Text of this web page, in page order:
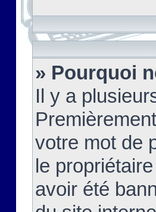
» Pourquoi
Il y a
votre mot de
le
avoir été